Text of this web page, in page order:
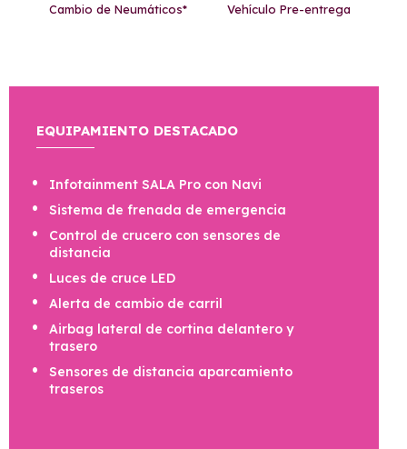
Cambio de Neumáticos* Vehículo Pre-entrega
EQUIPAMIENTO DESTACADO
Infotainment SALA Pro con Navi
Sistema de frenada de emergencia
Control de crucero con sensores de
distancia
Luces de cruce LED
Alerta de cambio de carril
Airbag lateral de cortina delantero y
trasero
Sensores de distancia aparcamiento
traseros